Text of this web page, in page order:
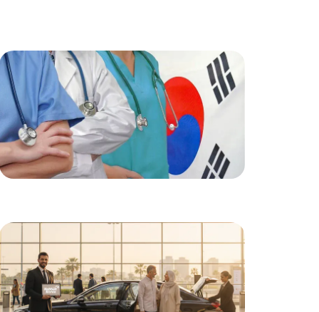
أطباء متخصصون وذو خبرة عالية لضمان أفضل
النتائج لكل حالة.